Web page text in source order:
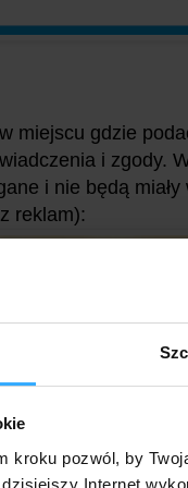
kroku pozwól, by
Internet
miejscu gdzie
i zgody.
i nie będą miały
reklam):